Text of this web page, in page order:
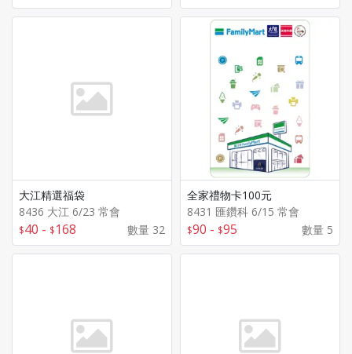
大江精選福袋
8436 大江 6/23 常會
40 - 168 數量 32
全家禮物卡100元
8431 匯鑽科 6/15 常會
90 - 95 數量 5